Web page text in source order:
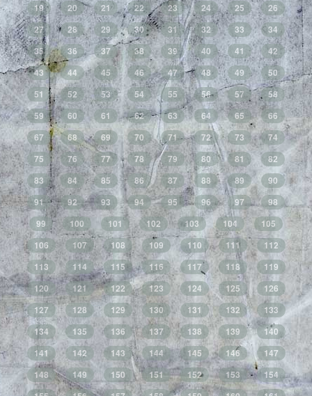
19
20 21 22 23 24 25
26
27
28 29 30 31 32 33
34
35
36 37 38 39 40 41
42
43
44 45 46 47 48 49
50
51
52 53 54 55 56 57
58
59
60 61 62 63 64 65
66
67
68 69 70 71 72 73
74
75
76 77 78 79 80 81
82
83
84 85 86 87 88 89
90
91
92 93 94 95 96 97
98
99
100 101 102 103 104
105
106
107 108 109 110 111
112
113
114 115 116 117 118
119
120
121 122 123 124 125
126
127
128 129 130 131 132
133
134
135 136 137 138 139
140
141
142 143 144 145 146
147
148
149 150 151 152 153
154